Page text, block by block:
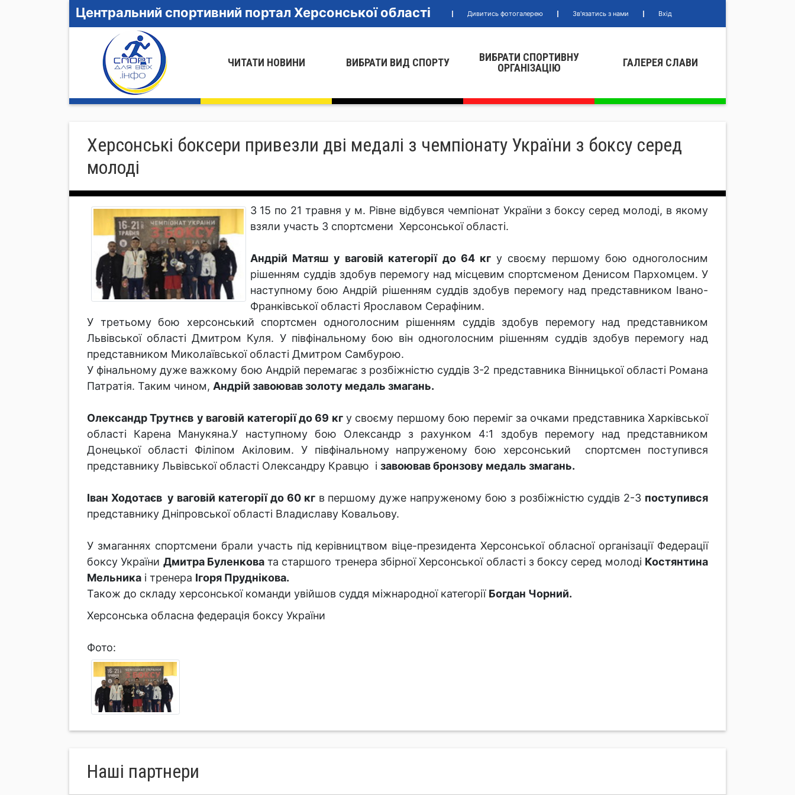
Центральний спортивний портал Херсонської області Дивитись фотогалерею Зв'язатись з нами Вхід
ЧИТАТИ НОВИНИ ВИБРАТИ ВИД СПОРТУ
ВИБРАТИ СПОРТИВНУ
ОРГАНIЗАЦIЮ
ГАЛЕРЕЯ СЛАВИ
Херсонські боксери привезли дві медалі з чемпіонату України з боксу серед
молоді
З 15 по 21 травня у м. Рівне відбувся чемпіонат України з боксу серед молоді, в якому
взяли участь 3 спортсмени Херсонської області.
Андрій Матяш у ваговій категорії до 64 кгу своєму першому бою одноголосним
рішенням суддів здобув перемогу над місцевим спортсменом Денисом Пархомцем. У
наступному бою Андрій рішенням суддів здобув перемогу над представником Івано-
Франківської області Ярославом Серафіним.
У третьому бою херсонський спортсмен одноголосним рішенням суддів здобув перемогу над представником
Львівської області Дмитром Куля. У півфінальному бою він одноголосним рішенням суддів здобув перемогу над
представником Миколаївської області Дмитром Самбурою.
У фінальному дуже важкому бою Андрій перемагає з розбіжністю суддів 3-2 представника Вінницької області Романа
Патратія. Таким чином, Андрій завоював золоту медаль змагань.
Олександр Трутнєв у ваговій категорії до 69 кгу своєму першому бою переміг за очками представника Харківської
області Карена Манукяна.У наступному бою Олександр з рахунком 4:1 здобув перемогу над представником
Донецької області Філіпом Акіловим. У півфінальному напруженому бою херсонський спортсмен поступився
представнику Львівської області Олександру Кравцю і завоював бронзову медаль змагань.
Іван Ходотаєв у ваговій категорії до 60 кгв першому дуже напруженому бою з розбіжністю суддів 2-3 поступився
представнику Дніпровської області Владиславу Ковальову.
У змаганнях спортсмени брали участь під керівництвом віце-президента Херсонської обласної організації Федерації
боксу України Дмитра Буленковата старшого тренера збірної Херсонської області з боксу серед молоді Костянтина
Мельника і тренера Ігоря Пруднікова.
Також до складу херсонської команди увійшов суддя міжнародної категорії Богдан Чорний.
Херсонська обласна федерація боксу України
Фото:
Нашi партнери